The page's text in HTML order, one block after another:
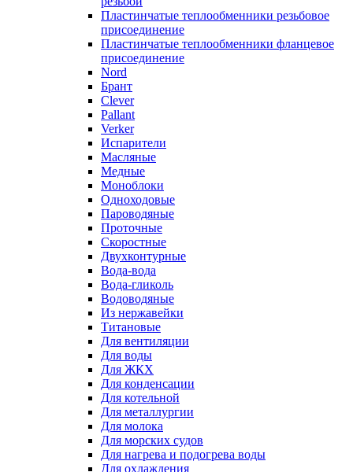
Пластинчатые теплообменники резьбовое
присоединение
Пластинчатые теплообменники фланцевое
присоединение
Nord
Брант
Clever
Pallant
Verker
Испарители
Масляные
Медные
Моноблоки
Одноходовые
Пароводяные
Проточные
Скоростные
Двухконтурные
Вода-вода
Вода-гликоль
Водоводяные
Из нержавейки
Титановые
Для вентиляции
Для воды
Для ЖКХ
Для конденсации
Для котельной
Для металлургии
Для молока
Для морских судов
Для нагрева и подогрева воды
Для охлаждения